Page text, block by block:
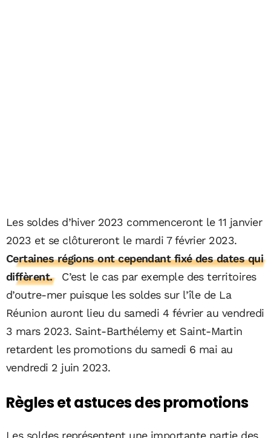
Les soldes d’hiver 2023 commenceront le 11 janvier
2023 et se clôtureront le mardi 7 février 2023.
Certaines régions ont cependant fixé des dates qui
diffèrent.
C’est le cas par exemple des territoires
d’outre-mer puisque les soldes sur l’île de La
Réunion auront lieu du samedi 4 février au vendredi
3 mars 2023. Saint-Barthélemy et Saint-Martin
retardent les promotions du samedi 6 mai au
vendredi 2 juin 2023.
Règles et astuces des promotions
Les soldes représentent une importante partie des